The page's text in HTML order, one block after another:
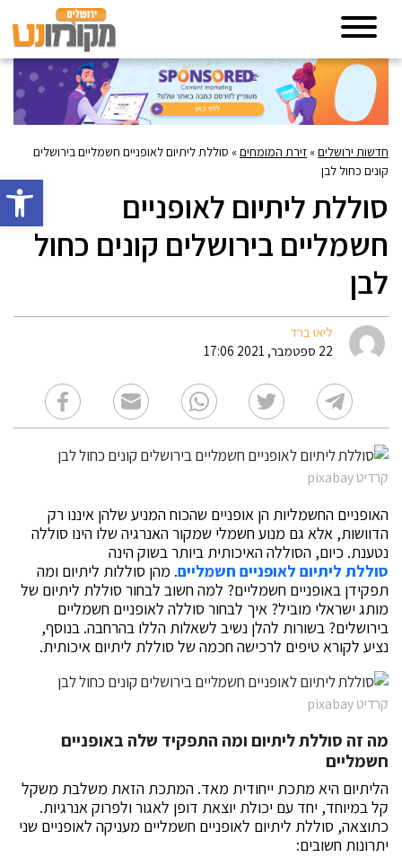
פתח
חדשות ירושלים» זירת המומחים» סוללת ליתיום לאופניים חשמליים בירושלים
קונים כחול לבן
סוללת ליתיום לאופניים
חשמליים בירושלים קונים כחול
לבן
ליאו ברד
22 ספטמבר, 2021 17:06
קרדיט pixabay
האופניים החשמליות הן אופניים שהכוח המניע שלהן איננו רק
הדוושות, אלא גם מנוע חשמלי שמקור האנרגיה שלו הינו סוללה
נטענת. כיום, הסוללה האיכותית ביותר בשוק הינה
סוללת ליתיום לאופניים חשמליים. מהן סוללות ליתיום ומה
תפקידן באופניים חשמליים? למה חשוב לבחור סוללת ליתיום של
מותג ישראלי מוביל? איך לבחור סוללה לאופניים חשמליים
בירושלים? בשורות להלן נשיב לשאלות הללו בהרחבה. בנוסף,
נציע לקורא טיפים לרכישה חכמה של סוללת ליתיום איכותית.
קרדיט pixabay
מה זה סוללת ליתיום ומה התפקיד שלה באופניים
חשמליים
הליתיום היא מתכת ייחודית מאד. המתכת הזאת משלבת משקל
קל במיוחד, יחד עם יכולת יוצאת דופן לאגור ולפרוק אנרגיות.
כתוצאה, סוללת ליתיום לאופניים חשמליים מעניקה לאופניים שני
יתרונות חשובים: